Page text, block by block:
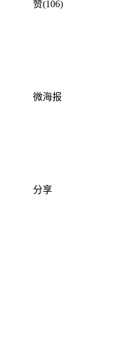
赞(106)
微海报
分享